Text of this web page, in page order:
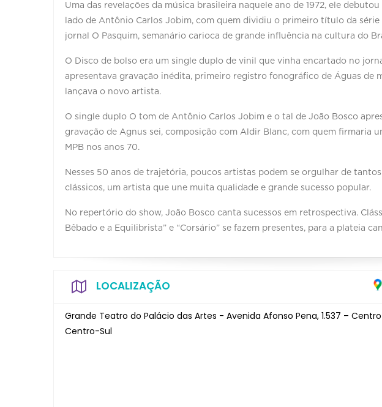
Uma das revelações da música brasileira naquele ano de 1972, ele
lado de Antônio Carlos Jobim, com quem dividiu o primeiro título da
jornal O Pasquim, semanário carioca de grande influência na cultura do
O Disco de bolso era um single duplo de vinil que vinha encartado no
apresentava gravação inédita, primeiro registro fonográfico de Águas de
lançava o novo artista.
O single duplo O tom de Antônio Carlos Jobim e o tal de João Bosco
gravação de Agnus sei, composição com Aldir Blanc, com quem firmaria
MPB nos anos 70.
Nesses 50 anos de trajetória, poucos artistas podem se orgulhar de
clássicos, um artista que une muita qualidade e grande sucesso popular.
No repertório do show, João Bosco canta sucessos em retrospectiva.
Bêbado e a Equilibrista” e “Corsário” se fazem presentes, para a plateia
LOCALIZAÇÃO
Grande Teatro do Palácio das Artes - Avenida Afonso Pena, 1.537 – Centro
Centro-Sul